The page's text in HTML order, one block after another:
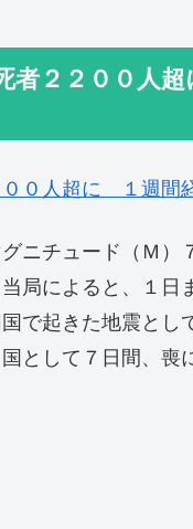
者２２００人
００人超に １週間
ニチュード（Ｍ）
局によると、１
で起きた地震と
として７日間、喪